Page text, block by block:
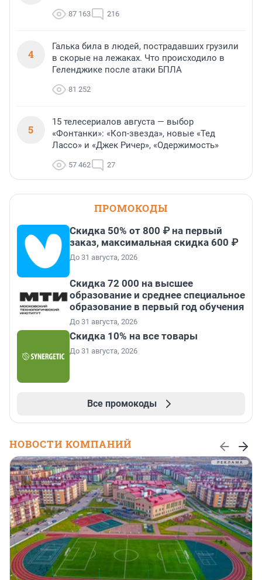
87 163 216
4
Галька била в людей, пострадавших грузили
в скорые на лежаках. Что происходило в
Геленджике после атаки БПЛА
81 252
5
15 телесериалов августа — выбор
«Фонтанки»: «Коп-звезда», новые «Тед
Лассо» и «Джек Ричер», «Одержимость»
57 462 27
ПРОМОКОДЫ
Скидка 50% от 800 ₽ на первый
заказ, максимальная скидка 600 ₽
До 31 августа, 2026
Скидка 72 000 на высшее
образование и среднее специальное
образование в первый год обучения
До 31 августа, 2026
Скидка 10% на все товары
До 31 августа, 2026
Все промокоды
НОВОСТИ КОМПАНИЙ